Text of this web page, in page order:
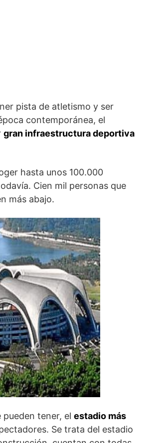
pista de atletismo y ser
contemporánea, el
gran infraestructura deportiva
hasta unos 100.000
Cien mil personas que
más abajo.
tener, el estadio más
Se trata del estadio